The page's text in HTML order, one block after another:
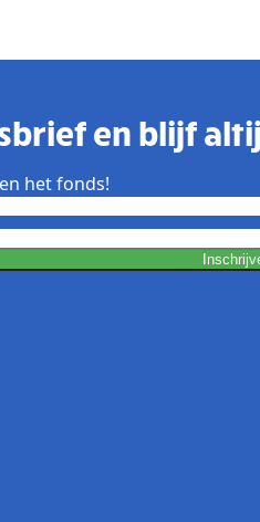
en blijf
het fonds!